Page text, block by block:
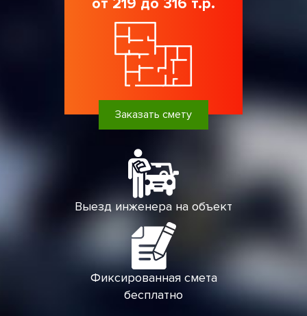
от 219 до 316 т.р.
Заказать смету
Выезд инженера на объект
Фиксированная смета
бесплатно